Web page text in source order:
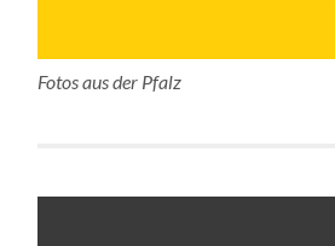
Fotos aus der Pfalz